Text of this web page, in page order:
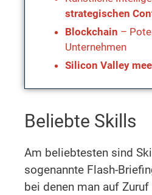
strategischen
Blockchain –
Unternehmen
Silicon Valley
Beliebte Skills
Am beliebtesten sind
sogenannte Flash-
bei denen man auf